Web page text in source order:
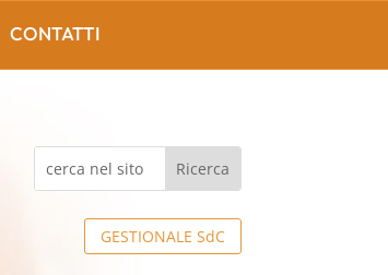
GESTIONALE SdC
CONTATTI